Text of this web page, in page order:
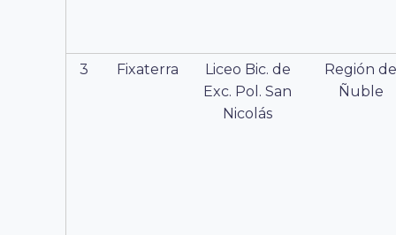
3 Fixaterra
Liceo Bic. de
Exc. Pol. San
Nicolás
Región de
Ñuble